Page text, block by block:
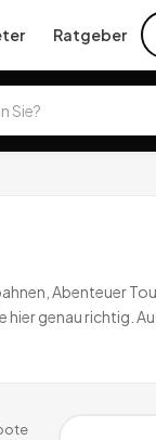
Ratgeber
Abenteuer
hier genau richtig.